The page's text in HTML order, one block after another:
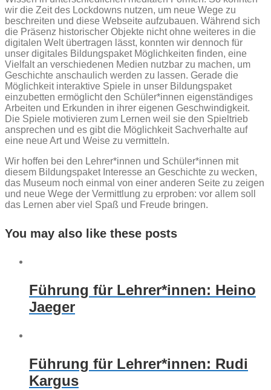
wir die Zeit des Lockdowns nutzen, um neue Wege zu
beschreiten und diese Webseite aufzubauen. Während sich
die Präsenz historischer Objekte nicht ohne weiteres in die
digitalen Welt übertragen lässt, konnten wir dennoch für
unser digitales Bildungspaket Möglichkeiten finden, eine
Vielfalt an verschiedenen Medien nutzbar zu machen, um
Geschichte anschaulich werden zu lassen. Gerade die
Möglichkeit interaktive Spiele in unser Bildungspaket
einzubetten ermöglicht den Schüler*innen eigenständiges
Arbeiten und Erkunden in ihrer eigenen Geschwindigkeit.
Die Spiele motivieren zum Lernen weil sie den Spieltrieb
ansprechen und es gibt die Möglichkeit Sachverhalte auf
eine neue Art und Weise zu vermitteln.
Wir hoffen bei den Lehrer*innen und Schüler*innen mit
diesem Bildungspaket Interesse an Geschichte zu wecken,
das Museum noch einmal von einer anderen Seite zu zeigen
und neue Wege der Vermittlung zu erproben: vor allem soll
das Lernen aber viel Spaß und Freude bringen.
You may also like these posts
Führung für Lehrer*innen: Heino
Jaeger
Führung für Lehrer*innen: Rudi
Kargus